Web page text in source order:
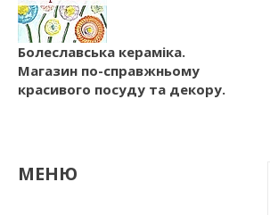
Болеславська кераміка.
Магазин по-справжньому
красивого посуду та декору.